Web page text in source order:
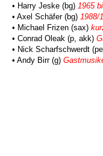
• Harry Jeske (bg) 1965
• Axel Schäfer (bg) 1988/
• Michael Frizen (sax)
• Conrad Oleak (p, akk)
• Nick Scharfschwerdt
• Andy Birr (g)